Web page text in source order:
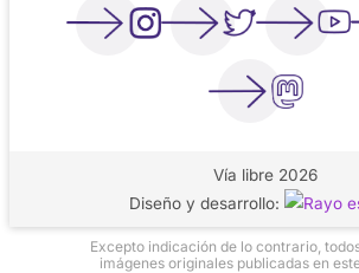
Vía libre 2026
Diseño y desarrollo:
Excepto indicación de lo contrario,
imágenes originales publicadas en